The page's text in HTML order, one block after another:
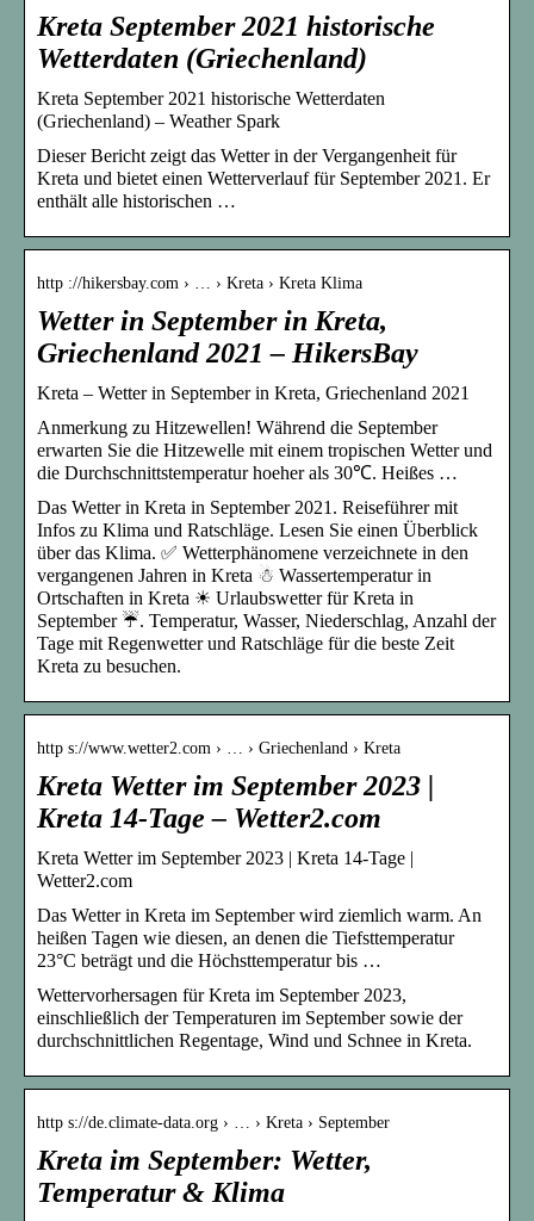
Kreta September 2021 historische
Wetterdaten (Griechenland)
Kreta September 2021 historische Wetterdaten
(Griechenland) – Weather Spark
Dieser Bericht zeigt das Wetter in der Vergangenheit für
Kreta und bietet einen Wetterverlauf für September 2021. Er
enthält alle historischen …
http ://hikersbay.com › … › Kreta › Kreta Klima
Wetter in September in Kreta,
Griechenland 2021 – HikersBay
Kreta – Wetter in September in Kreta, Griechenland 2021
Anmerkung zu Hitzewellen! Während die September
erwarten Sie die Hitzewelle mit einem tropischen Wetter und
die Durchschnittstemperatur hoeher als 30℃. Heißes …
Das Wetter in Kreta in September 2021. Reiseführer mit
Infos zu Klima und Ratschläge. Lesen Sie einen Überblick
über das Klima. ✅ Wetterphänomene verzeichnete in den
vergangenen Jahren in Kreta ☃ Wassertemperatur in
Ortschaften in Kreta ☀ Urlaubswetter für Kreta in
September ☔. Temperatur, Wasser, Niederschlag, Anzahl der
Tage mit Regenwetter und Ratschläge für die beste Zeit
Kreta zu besuchen.
http s://www.wetter2.com › … › Griechenland › Kreta
Kreta Wetter im September 2023 |
Kreta 14-Tage – Wetter2.com
Kreta Wetter im September 2023 | Kreta 14-Tage |
Wetter2.com
Das Wetter in Kreta im September wird ziemlich warm. An
heißen Tagen wie diesen, an denen die Tiefsttemperatur
23°C beträgt und die Höchsttemperatur bis …
Wettervorhersagen für Kreta im September 2023,
einschließlich der Temperaturen im September sowie der
durchschnittlichen Regentage, Wind und Schnee in Kreta.
http s://de.climate-data.org › … › Kreta › September
Kreta im September: Wetter,
Temperatur & Klima